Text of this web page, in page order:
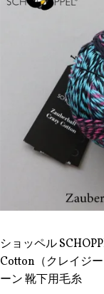
ショッペル
Cotton（クレイジ
ーン 靴下用毛糸